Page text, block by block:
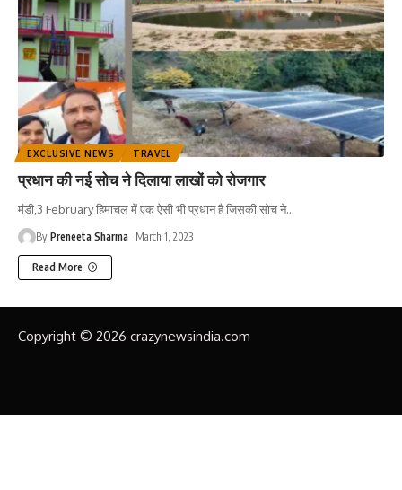
EXCLUSIVE NEWS TRAVEL
प्रधान की नई सोच ने दिलाया लाखों को रोजगार
मंडी,3 February हिमाचल में एक ऐसी भी प्रधान है जिसकी सोच ने…
By Preneeta Sharma March 1, 2023
Read More
Copyright © 2026 crazynewsindia.com